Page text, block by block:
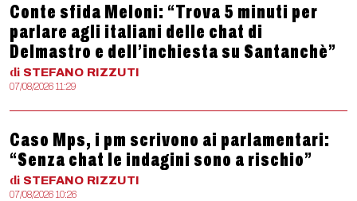
Conte sfida Meloni: “Trova 5 minuti per
parlare agli italiani delle chat di
Delmastro e dell’inchiesta su Santanchè”
di STEFANO RIZZUTI
07/08/2026 11:29
Caso Mps, i pm scrivono ai parlamentari:
“Senza chat le indagini sono a rischio”
di STEFANO RIZZUTI
07/08/2026 10:26